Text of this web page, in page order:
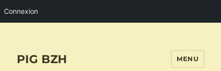
Connexion
PIG BZH MENU